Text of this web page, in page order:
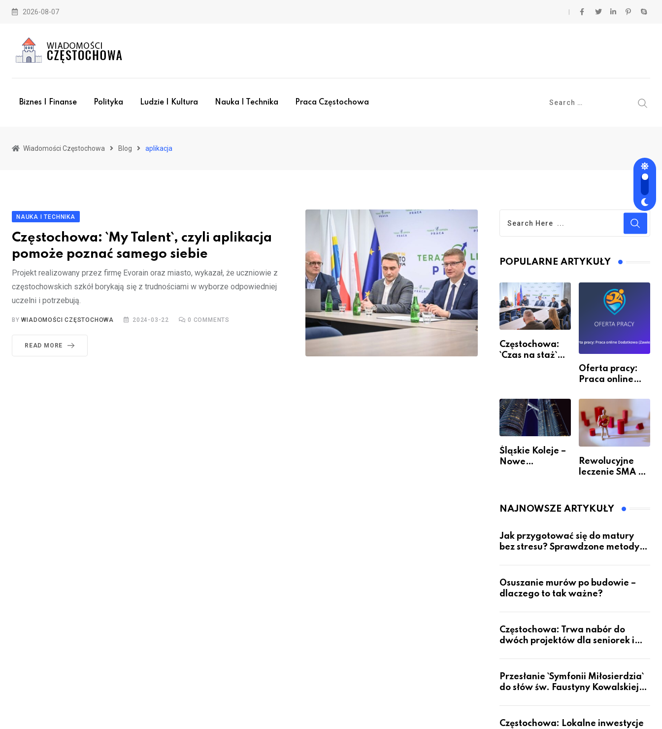
Skip
2026-08-07
Biznes I Finanse Polityka Ludzie I Kultura Nauka I Technika Praca Częstochowa
Wiadomości Częstochowa Blog aplikacja
NAUKA I TECHNIKA
Częstochowa: `My Talent`, czyli aplikacja
pomoże poznać samego siebie
Projekt realizowany przez firmę Evorain oraz miasto, wykazał, że uczniowie z
częstochowskich szkół borykają się z trudnościami w wyborze odpowiedniej
uczelni i potrzebują.
BYWIADOMOŚCI CZĘSTOCHOWA 2024-03-22 0 COMMENTS
READ MORE
POPULARNE ARTYKUŁY
Częstochowa:
`Czas na staż`
Oferta pracy:
Praca online
(Zawiercie)
Śląskie Koleje –
Nowe
Rewolucyjne
leczenie SMA –
pacjentów?
NAJNOWSZE ARTYKUŁY
Jak przygotować się do matury
bez stresu? Sprawdzone metody
Osuszanie murów po budowie –
dlaczego to tak ważne?
Częstochowa: Trwa nabór do
dwóch projektów dla seniorek i
Przesłanie `Symfonii Miłosierdzia`
do słów św. Faustyny Kowalskiej
Częstochowa: Lokalne inwestycje